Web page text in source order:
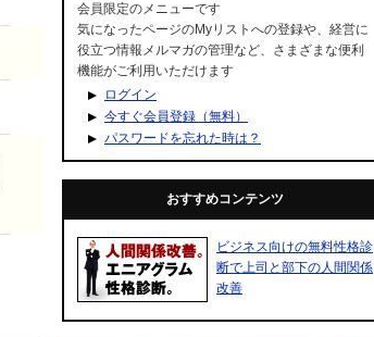
会員限定のメニューです
気になったページのMyリストへの登録や、経営に
役立つ情報メルマガの管理など、さまざまな便利
機能がご利用いただけます
ログイン
今すぐ会員登録（無料）
パスワードを忘れた時は？
おすすめコンテンツ
ビジネス向けの無料性格診
断で上司と部下の人間関係
改善